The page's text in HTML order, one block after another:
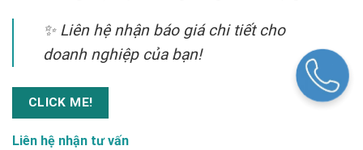
✨ Liên hệ nhận báo giá chi tiết cho
doanh nghiệp của bạn!
CLICK ME!
Liên hệ nhận tư vấn